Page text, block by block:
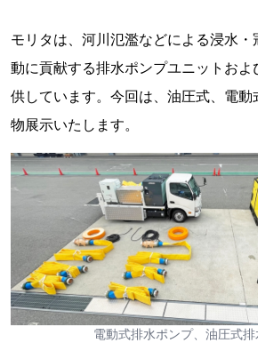
モリタは、河川氾濫などによる浸水
動に貢献する排水ポンプユニットおよ
供しています。今回は、油圧式、電動
物展示いたします。
電動式排水ポンプ、油圧式